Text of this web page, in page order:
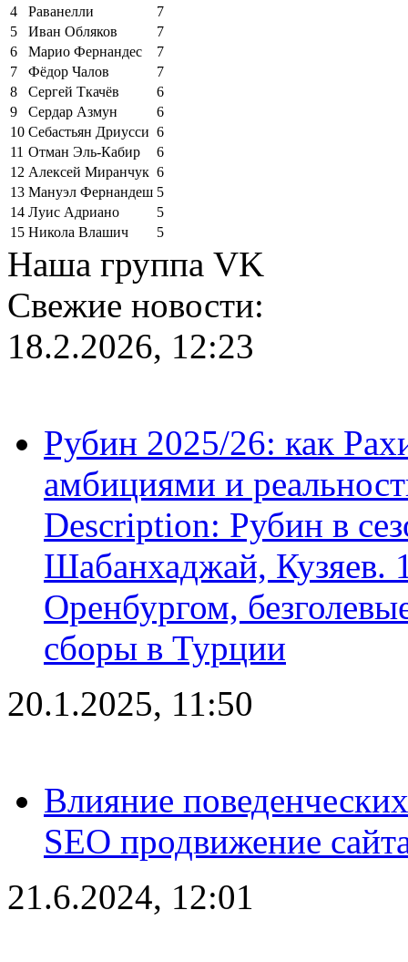
4
Раванелли
7
5
Иван Обляков
7
6
Марио Фернандес
7
7
Фёдор Чалов
7
8
Сергей Ткачёв
6
9
Сердар Азмун
6
10 Себастьян Дриусси 6
11 Отман Эль-Кабир
6
12 Алексей Миранчук 6
13 Мануэл Фернандеш 5
14 Луис Адриано
5
15 Никола Влашич 5
Наша группа VK
Свежие новости:
18.2.2026, 12:23
Рубин 2025/26: как
амбициями и
Description: Рубин в
Шабанхаджай, Кузяев.
Оренбургом,
сборы в Турции
20.1.2025, 11:50
Влияние
SEO продвижение
21.6.2024, 12:01